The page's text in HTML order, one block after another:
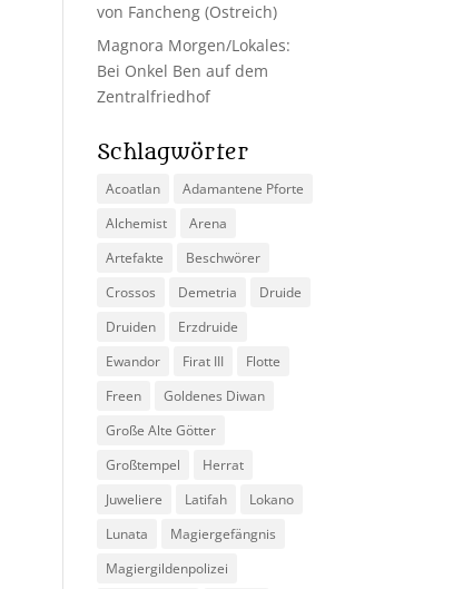
von Fancheng (Ostreich)
Magnora Morgen/Lokales:
Bei Onkel Ben auf dem
Zentralfriedhof
Schlagwörter
Acoatlan
Adamantene Pforte
Alchemist
Arena
Artefakte
Beschwörer
Crossos
Demetria
Druide
Druiden
Erzdruide
Ewandor
Firat III
Flotte
Freen
Goldenes Diwan
Große Alte Götter
Großtempel
Herrat
Juweliere
Latifah
Lokano
Lunata
Magiergefängnis
Magiergildenpolizei